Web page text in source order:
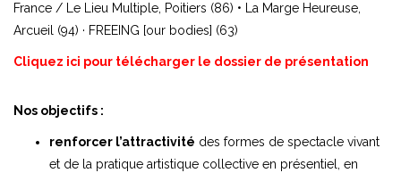
France / Le Lieu Multiple, Poitiers (86) • La Marge Heureuse,
Arcueil (94) · FREEING [our bodies] (63)
Cliquez ici pour télécharger le dossier de présentation
Nos objectifs :
renforcer l’attractivité des formes de spectacle vivant
et de la pratique artistique collective en présentiel, en